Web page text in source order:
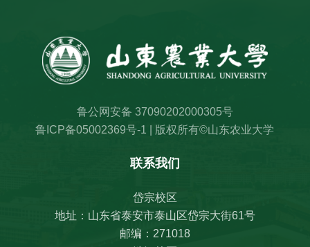
鲁公网安备 37090202000305号
鲁ICP备05002369号-1 | 版权所有©山东农业大学
联系我们
岱宗校区
地址：山东省泰安市泰山区岱宗大街61号
邮编：271018